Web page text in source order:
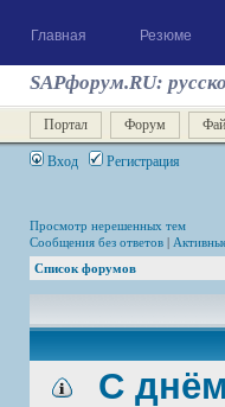
Главная Резюме
SAPфорум.RU:
Портал Форум
Вход Регистрация
Просмотр нерешенных тем
Сообщения без ответов |
Список форумов
С